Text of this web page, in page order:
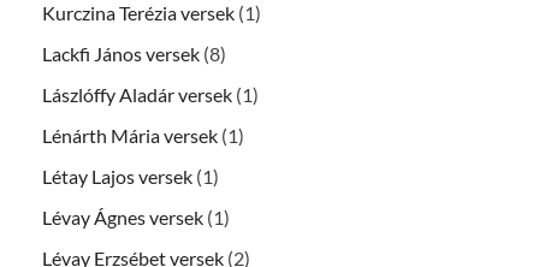
Kurczina Terézia versek (1)
Lackfi János versek (8)
Lászlóffy Aladár versek (1)
Lénárth Mária versek (1)
Létay Lajos versek (1)
Lévay Ágnes versek (1)
Lévay Erzsébet versek (2)